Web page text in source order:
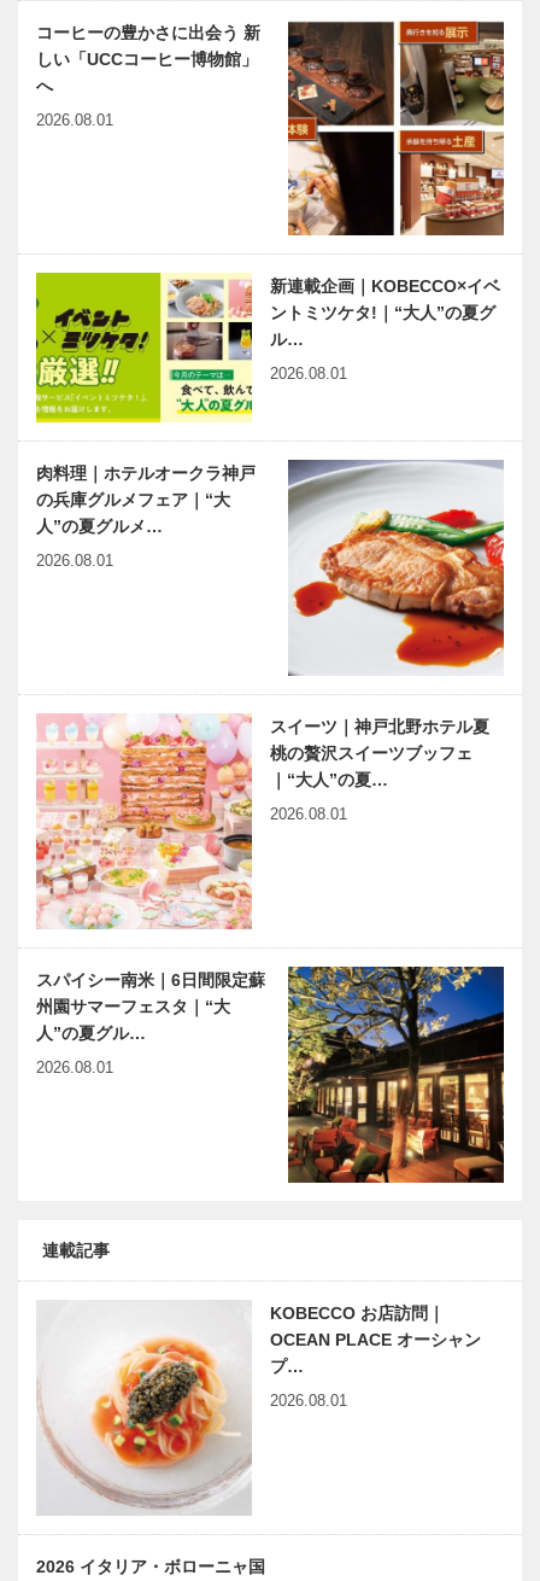
アホテル 鉄
板焼 「但
ンプラザホテ
ル神戸 鉄板
焼 「北野…
縁の下の力持
ち 第17
回 神戸大学
医学部附属病
院 救急・集
中治療センタ
ント初秋の
宴 芝能「紅
葉狩」を開催
「神戸で落語
ことを大切
に、新しいこ
地域と共に創
る 神戸マツ
ダファンフェ
スタ2019 in
TAMBA 開催
会 神戸を駆
けぬけたラグ
ビー旋風！
イイニクの
兵庫県医師会
の「みんなの
医療社会学」
第一〇一回
Vol.21 マレ
ーシアからの
レポート
神戸のカクシ
ボタン 第七
十一回 ラー
メン業界に輝
く新星
小さないのち
のドア1周年
記念公演 い
のち輝く社会
の実現へ
ISSO
神戸鉄人伝
校法人和弘学
園 明舞幼稚
斎から ㊷
青春の一冊
レクサスと日
本のモノづく
り ⑧
コーヒーの豊かさに出会う 新
しい「UCCコーヒー博物館」
へ
2026.08.01
新連載企画｜KOBECCO×イベ
ントミツケタ!｜“大人”の夏グ
ル…
2026.08.01
肉料理｜ホテルオークラ神戸
の兵庫グルメフェア｜“大
人”の夏グルメ…
2026.08.01
スイーツ｜神戸北野ホテル夏
桃の贅沢スイーツブッフェ
｜“大人”の夏…
2026.08.01
スパイシー南米｜6日間限定蘇
州園サマーフェスタ｜“大
人”の夏グル…
2026.08.01
連載記事
KOBECCO お店訪問｜
OCEAN PLACE オーシャン
プ…
2026.08.01
2026 イタリア・ボローニャ国